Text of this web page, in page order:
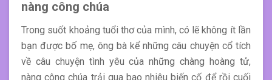
nàng công chúa
Trong suốt khoảng tuổi thơ của mình, có lẽ không ít lần
bạn được bố mẹ, ông bà kể những câu chuyện cổ tích
về câu chuyện tình yêu của những chàng hoàng tử,
nàng công chúa trải qua bao nhiêu biến cố để rồi cuối